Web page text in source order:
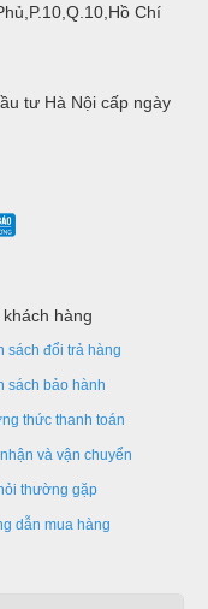
Chí
tư Hà Nội cấp ngày
hàng
sách đổi trả hàng
sách bảo hành
thức thanh toán
và vận chuyển
thường gặp
dẫn mua hàng